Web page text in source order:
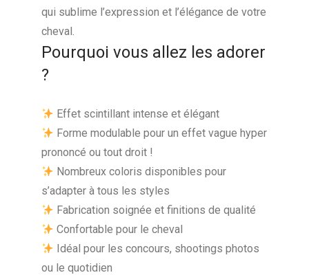
qui sublime l’expression et l’élégance de votre
cheval.
Pourquoi vous allez les adorer
?
Effet scintillant intense et élégant
Forme modulable pour un effet vague hyper
prononcé ou tout droit !
Nombreux coloris disponibles pour
s’adapter à tous les styles
Fabrication soignée et finitions de qualité
Confortable pour le cheval
Idéal pour les concours, shootings photos
ou le quotidien